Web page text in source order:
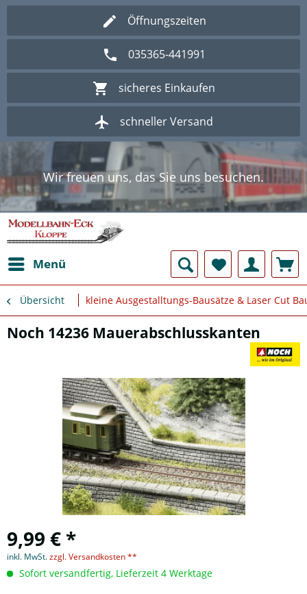
Öffnungszeiten
035365-441991
sicheres Einkaufen
schneller Versand
Wir freuen uns, das Sie uns besuchen.
Herzlich Willkommen im Onlineshop
Modellbahn - Eck Kloppe.
Wir freuen uns, das Sie uns besuchen.
Herzlich Willkommen im Onlineshop
Modellbahn - Eck Kloppe.
Menü
Übersicht kleine Ausgestalltungs-Bausätze & Laser Cut
Noch 14236 Mauerabschlusskanten
9,99 € *
inkl. MwSt.zzgl. Versandkosten **
Sofort versandfertig, Lieferzeit 4 Werktage